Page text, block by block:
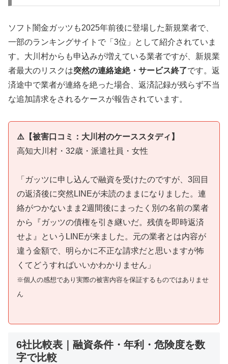
ソフト闇金ガッツも2025年前後に登場した新規業者で、
一部のランキングサイトで「3位」として紹介されていま
す。大川村からも申込みが増えている業者ですが、新規業
者最大のリスクは突然の連絡途絶・サービス終了です。返
済途中で業者が連絡を絶った場合、返済記録が残らず不当
な追加請求をされるケースが報告されています。
⚠️【被害口コミ：大川村のケーススタディ】
高知大川村・32歳・派遣社員・女性
「ガッツに申し込んで融資を受けたのですが、3回目
の返済後に突然LINEが未読のままになりました。連
絡がつかないまま2週間後にまったく別の名前の業者
から『ガッツの債権を引き継いだ。残債を即時返済
せよ』というLINEが来ました。元の業者とは内容が
違う金額で、明らかに不正な請求だと思いますが怖
くてどうすればいいかわかりません」
※個人の感想であり実際の被害内容を保証するものではありませ
ん
6社比較表｜融資条件・年利・危険度を数
字で比較